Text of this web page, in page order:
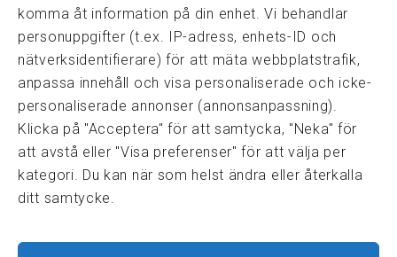
komma åt information på din enhet. Vi behandlar
personuppgifter (t.ex. IP-adress, enhets-ID och
nätverksidentifierare) för att mäta webbplatstrafik,
anpassa innehåll och visa personaliserade och icke-
personaliserade annonser (annonsanpassning).
Klicka på "Acceptera" för att samtycka, "Neka" för
att avstå eller "Visa preferenser" för att välja per
kategori. Du kan när som helst ändra eller återkalla
ditt samtycke.
Snabblänkar
Prisexempel
Medarbetare
Policies & integritet
Information om Cookie-hantering och Google Analytics
Integritetspolicy
Dataskyddsförordningen
Samarbeten